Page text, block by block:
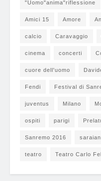
"Uomo"anima"riflessione
Amici 15 Amore
calcio Caravaggio
cinema concerti
cuore dell'uomo
Fendi Festival di
juventus Milano
ospiti parigi
Sanremo 2016
teatro Teatro Carlo